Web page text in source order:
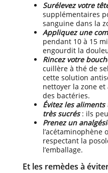
Surélevez votre
supplémentaires
sanguine dans la
Appliquez une
pendant 10 à 15
engourdit la
Rincez votre
cuillère à thé de
cette solution
nettoyer la zone
des bactéries.
Évitez les
très sucrés: ils
Prenez un
l’acétaminophène
respectant la
l’emballage.
Et les remèdes à